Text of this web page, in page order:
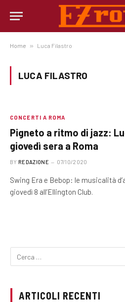
Home » Luca Filastro
LUCA FILASTRO
CONCERTI A ROMA
Pigneto a ritmo di jazz:
giovedì sera a Roma
BY REDAZIONE 07/10/2020
Swing Era e Bebop: le musicalità
giovedì 8 all’Ellington Club.
ARTICOLI RECENTI